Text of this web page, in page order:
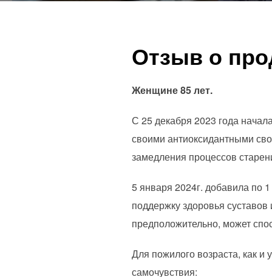
Отзыв о
Женщине 85 лет.
С 25 декабря 2023 года
своими антиоксидантными
замедления процессов
5 января 2024г. добавила по
поддержку здоровья
предположительно, может
Для пожилого возраста, как и
самочувствия: